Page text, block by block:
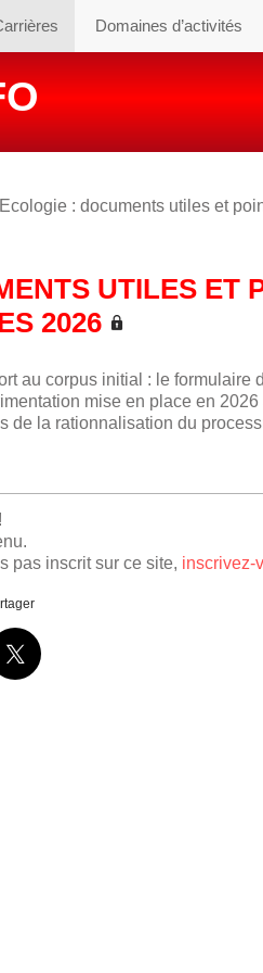
Domaines d’activités
: documents utiles et
UTILES ET
2026
au corpus initial : le formulaire
mise en place en
de la rationnalisation du
pas inscrit sur ce site, inscrivez-